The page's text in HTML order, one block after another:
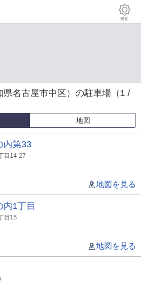
名古屋市中区）の駐車場（1 /
地図
内第33
目14-27
地図を見る
内1丁目
目15
地図を見る